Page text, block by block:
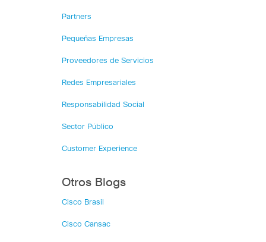
Partners
Pequeñas Empresas
Proveedores de Servicios
Redes Empresariales
Responsabilidad Social
Sector Público
Customer Experience
Otros Blogs
Cisco Brasil
Cisco Cansac